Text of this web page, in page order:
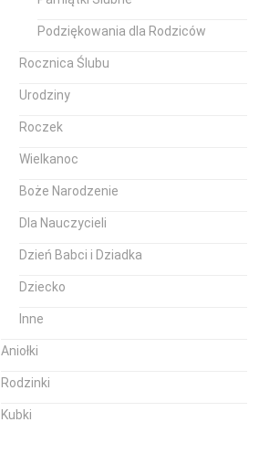
Podziękowania dla Rodziców
Rocznica Ślubu
Urodziny
Roczek
Wielkanoc
Boże Narodzenie
Dla Nauczycieli
Dzień Babci i Dziadka
Dziecko
Inne
Aniołki
Rodzinki
Kubki